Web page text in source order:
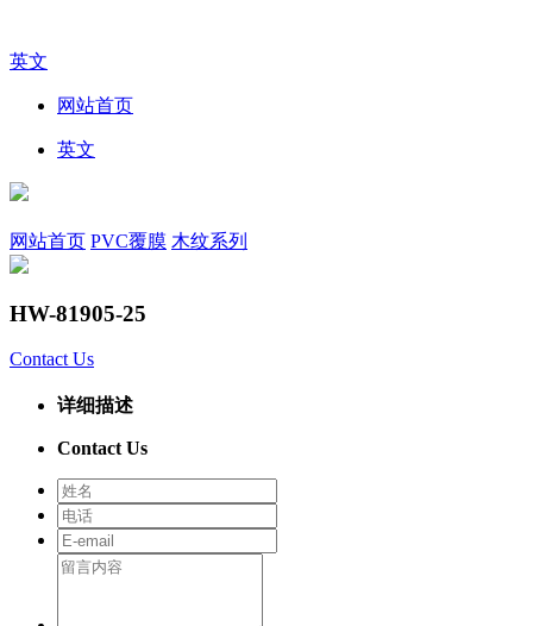
英文
网站首页
英文
网站首页 PVC覆膜 木纹系列
HW-81905-25
Contact Us
详细描述
Contact Us